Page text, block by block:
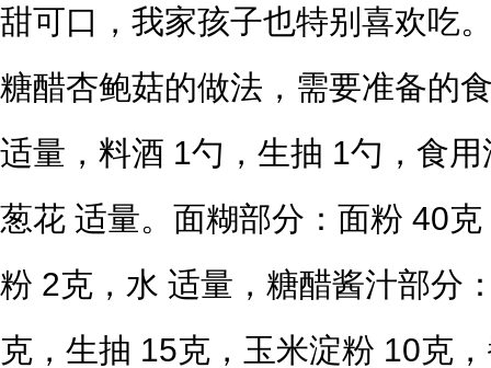
甜可口，我家孩子也特别喜欢吃
糖醋杏鲍菇的做法，需要准备的
适量，料酒 1勺，生抽 1勺，食
葱花 适量。面糊部分：面粉 40
粉 2克，水 适量，糖醋酱汁部分
克，生抽 15克，玉米淀粉 10克